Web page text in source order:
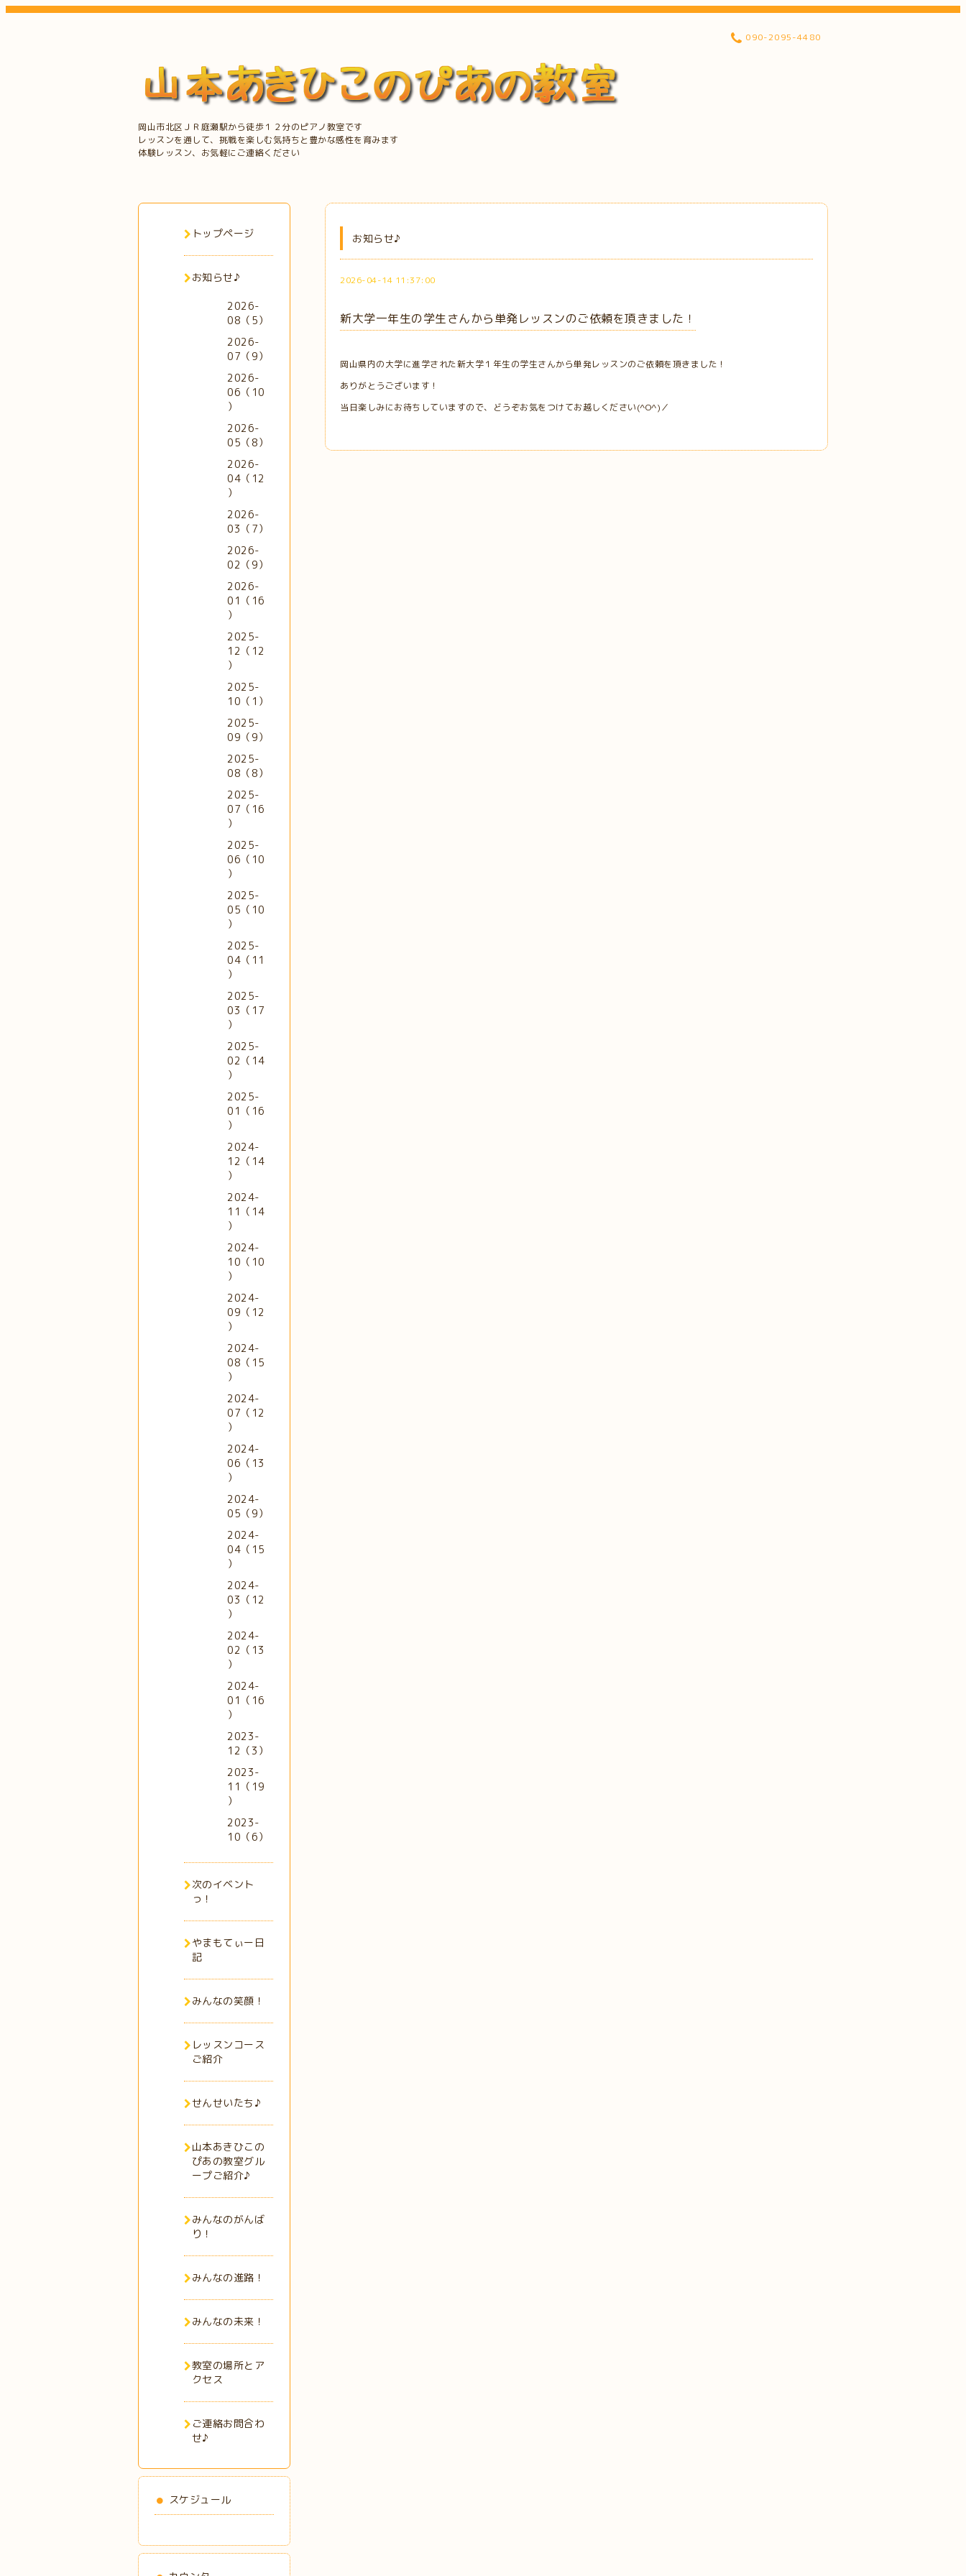
岡山市北区ＪＲ庭瀬駅から徒歩１２分のピアノ教室です
レッスンを通して、挑戦を楽しむ気持ちと豊かな感性を育みます
体験レッスン、お気軽にご連絡ください
090-2095-4480
お知らせ♪
2026-04-14 11:37:00
新大学一年生の学生さんから単発レッスンのご依頼を頂きました！
岡山県内の大学に進学された新大学１年生の学生さんから単発レッスンのご依頼を頂きました！
ありがとうございます！
当日楽しみにお待ちしていますので、どうぞお気をつけてお越しください(^O^)／
トップページ
お知らせ♪
2026-
08（5）
2026-
07（9）
2026-
06（10
）
2026-
05（8）
2026-
04（12
）
2026-
03（7）
2026-
02（9）
2026-
01（16
）
2025-
12（12
）
2025-
10（1）
2025-
09（9）
2025-
08（8）
2025-
07（16
）
2025-
06（10
）
2025-
05（10
）
2025-
04（11
）
2025-
03（17
）
2025-
02（14
）
2025-
01（16
）
2024-
12（14
）
2024-
11（14
）
2024-
10（10
）
2024-
09（12
）
2024-
08（15
）
2024-
07（12
）
2024-
06（13
）
2024-
05（9）
2024-
04（15
）
2024-
03（12
）
2024-
02（13
）
2024-
01（16
）
2023-
12（3）
2023-
11（19
）
2023-
10（6）
次のイベント
っ！
やまもてぃー日
記
みんなの笑顔！
レッスンコース
ご紹介
せんせいたち♪
山本あきひこの
ぴあの教室グル
ープご紹介♪
みんなのがんば
り！
みんなの進路！
みんなの未来！
教室の場所とア
クセス
ご連絡お問合わ
せ♪
スケジュール